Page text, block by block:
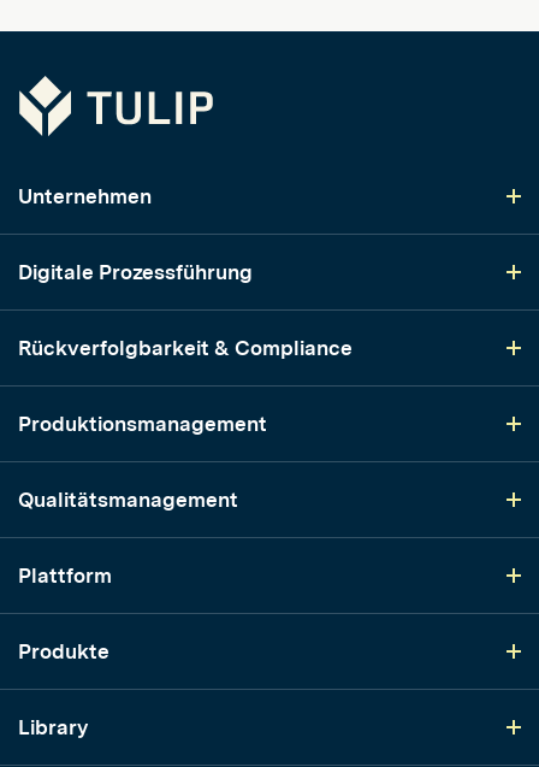
Tulip
Unternehmen
Digitale Prozessführung
Rückverfolgbarkeit & Compliance
Produktionsmanagement
Qualitätsmanagement
Plattform
Produkte
Library